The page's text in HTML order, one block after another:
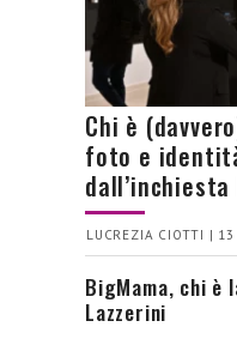
Chi è
foto e
LUCREZIA CIOTTI |
BigMama, chi è
Lazzerini